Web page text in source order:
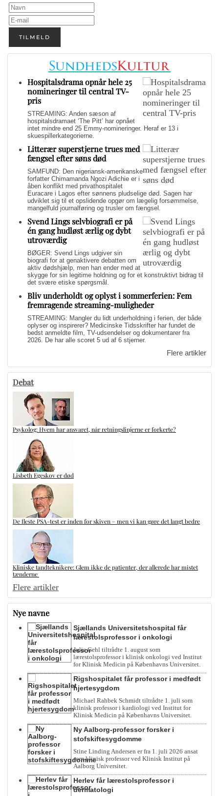
TILMELD
Hospitalsdrama opnår hele 25
nomineringer til central TV-
pris
STREAMING: Anden sæson af
hospitalsdramaet ‘The Pitt’ har opnået
intet mindre end 25 Emmy-nomineringer. Heraf er 13 i
skuespillerkategorierne.
Litterær superstjerne trues med
fængsel efter søns død
SAMFUND: Den nigeriansk-amerikanske
forfatter Chimamanda Ngozi Adichie er i
åben konflikt med privathospitalet
Euracare i Lagos efter sønnens pludselige død. Sagen har
udviklet sig til et opslidende opgør om lægelig forsømmelse,
mangelfuld journalføring og trusler om fængsel.
Svend Lings selvbiografi er på
én gang hudløst ærlig og dybt
utroværdig
BØGER: Svend Lings udgiver sin
biografi for at genaktivere debatten om
aktiv dødshjælp, men han ender med at
skygge for sin legitime holdning og for et konstruktivt bidrag til
det svære etiske spørgsmål.
Bliv underholdt og oplyst i sommerferien: Fem
fremragende streaming-muligheder
STREAMING: Mangler du lidt underholdning i ferien, der både
oplyser og inspirerer? Medicinske Tidsskrifter har fundet de
bedst anmeldte film, TV-udsendelser og dokumentarer fra
2026. De har alle scoret 5 ud af 6 stjerner.
Flere artikler
Debat
Psykolog: Hvem har ansvaret, når retningslinjerne er forkerte?
Lisbeth Egeskov er død
De fleste PSA-test er inden for skiven – men vi kan gøre det langt bedre
Kliniske tandteknikere: Glem ikke de patienter, der allerede har mistet
tænderne
Flere artikler
Nye navne
Sjællands Universitetshospital får
lærestolsprofessor i onkologi
Julie Gehl tiltrådte 1. august som
lærestolsprofessor i klinisk onkologi ved Institut
for Klinisk Medicin på Københavns Universitet.
Rigshospitalet får professor i medfødt
hjertesygdom
Michael Rahbek Schmidt tiltrådte 1. juli som
klinisk professor i kardiologi ved Institut for
Klinisk Medicin på Københavns Universitet.
Ny Aalborg-professor forsker i
stofskiftesygdomme
Stine Linding Andersen er fra 1. juli 2026 ansat
som klinisk professor ved Klinisk Institut på
Aalborg Universitet.
Herlev får lærestolsprofessor i
dermatologi